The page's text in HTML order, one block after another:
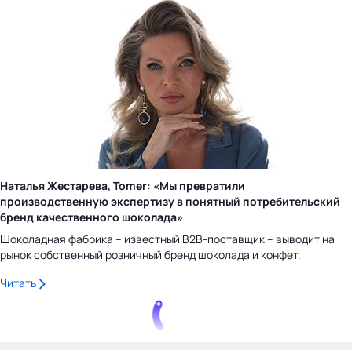
Наталья Жестарева, Tomer: «Мы превратили
производственную экспертизу в понятный потребительский
бренд качественного шоколада»
Шоколадная фабрика – известный B2B-поставщик – выводит на
рынок собственный розничный бренд шоколада и конфет.
Читать